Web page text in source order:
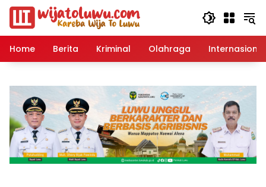
Langsung
konten
Home
Berita Kriminal Olahraga Internasional